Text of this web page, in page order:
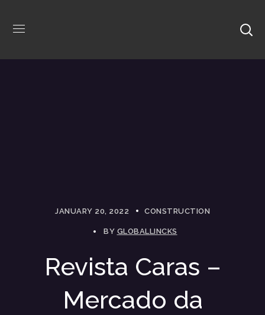
JANUARY 20, 2022 CONSTRUCTION
BY GLOBALLINCKS
Revista Caras –
Mercado da